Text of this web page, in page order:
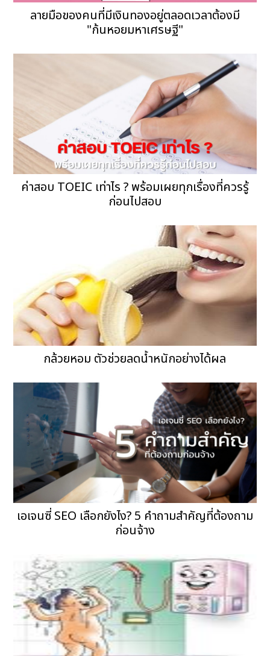
ลายมือของคนที่มีเงินทองอยู่ตลอดเวลาต้องมี
"ก้นหอยมหาเศรษฐี"
ค่าสอบ TOEIC เท่าไร ? พร้อมเผยทุกเรื่องที่ควรรู้
ก่อนไปสอบ
กล้วยหอม ตัวช่วยลดน้ำหนักอย่างได้ผล
เอเจนซี่ SEO เลือกยังไง? 5 คำถามสำคัญที่ต้องถาม
ก่อนจ้าง